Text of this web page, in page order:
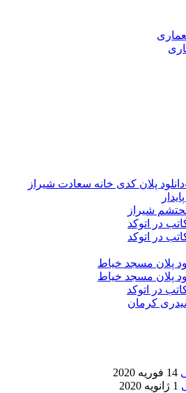
پلان کدی خانه سعادت شیراز
شیراز
در اتوکد
در اتوکد
پلان مسجد خیاط
پلان مسجد خیاط
در اتوکد
کرمان
14 فوریه 2020
1 ژانویه 2020